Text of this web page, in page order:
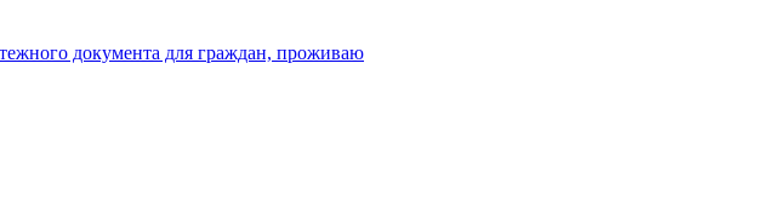
документа для граждан, проживаю